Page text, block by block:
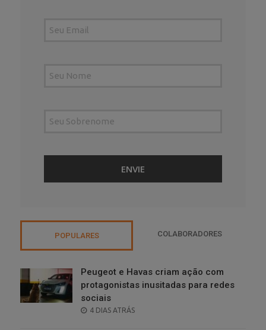
POPULARES COLABORADORES
Peugeot e Havas criam ação com
protagonistas inusitadas para redes
sociais
POSTED
4 DIAS ATRÁS